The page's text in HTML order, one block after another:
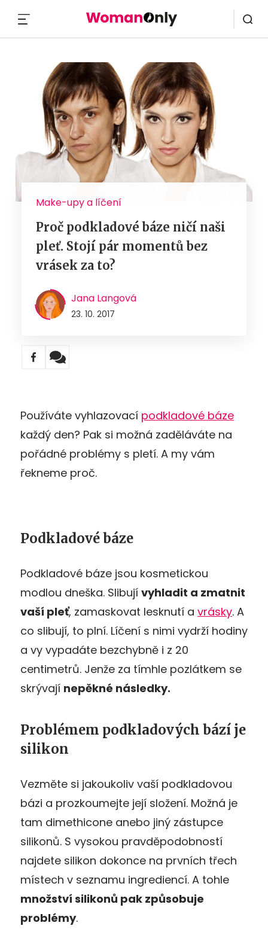
Make-upy a líčení
Proč podkladové báze ničí naši
pleť. Stojí pár momentů bez
vrásek za to?
Jana Langová
23. 10. 2017
Používáte vyhlazovací podkladové báze
každý den? Pak si možná zaděláváte na
pořádné problémy s pletí. A my vám
řekneme proč.
Podkladové báze
Podkladové báze jsou kosmetickou
modlou dneška. Slibují vyhladit a zmatnit
vaší pleť, zamaskovat lesknutí a vrásky. A
co slibují, to plní. Líčení s nimi vydrží hodiny
a vy vypadáte bezchybně i z 20
centimetrů. Jenže za tímhle pozlátkem se
skrývají nepěkné následky.
Problémem podkladových bází je
silikon
Vezměte si jakoukoliv vaší podkladovou
bázi a prozkoumejte její složení. Možná je
tam dimethicone anebo jiný zástupce
silikonů. S vysokou pravděpodobností
najdete silikon dokonce na prvních třech
místech v seznamu ingrediencí. A tohle
množství silikonů pak způsobuje
problémy.